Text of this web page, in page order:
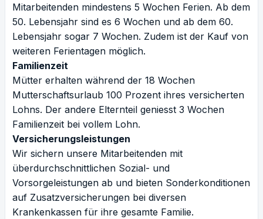
Mitarbeitenden mindestens 5 Wochen Ferien. Ab dem
50. Lebensjahr sind es 6 Wochen und ab dem 60.
Lebensjahr sogar 7 Wochen. Zudem ist der Kauf von
weiteren Ferientagen möglich.
Familienzeit
Mütter erhalten während der 18 Wochen
Mutterschaftsurlaub 100 Prozent ihres versicherten
Lohns. Der andere Elternteil geniesst 3 Wochen
Familienzeit bei vollem Lohn.
Versicherungsleistungen
Wir sichern unsere Mitarbeitenden mit
überdurchschnittlichen Sozial- und
Vorsorgeleistungen ab und bieten Sonderkonditionen
auf Zusatzversicherungen bei diversen
Krankenkassen für ihre gesamte Familie.